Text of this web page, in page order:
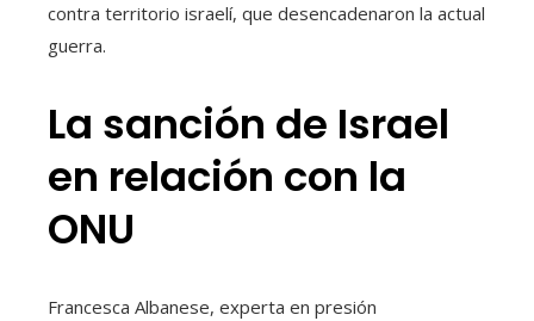
contra territorio israelí, que desencadenaron la actual
guerra.
La sanción de Israel
en relación con la
ONU
Francesca Albanese, experta en presión